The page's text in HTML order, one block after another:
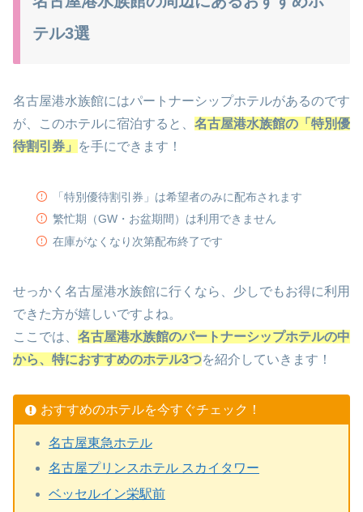
テル3選
名古屋港水族館にはパートナーシップホテルがあるのです
が、このホテルに宿泊すると、 名古屋港水族館の「特別優
待割引券」
を手にできます！
「特別優待割引券」は希望者のみに配布されます
繁忙期（GW・お盆期間）は利用できません
在庫がなくなり次第配布終了です
せっかく名古屋港水族館に行くなら、少しでもお得に利用
できた方が嬉しいですよね。
ここでは、 名古屋港水族館のパートナーシップホテルの中
から、特におすすめのホテル3つを紹介していきます！
おすすめのホテルを今すぐチェック！
名古屋東急ホテル
名古屋プリンスホテル スカイタワー
ベッセルイン栄駅前